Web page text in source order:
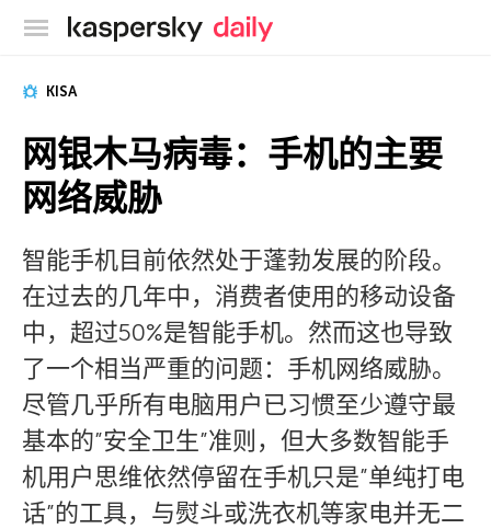
卡巴斯基官方博客
KISA
网银木马病毒：手机的主要
网络威胁
智能手机目前依然处于蓬勃发展的阶段。
在过去的几年中，消费者使用的移动设备
中，超过50%是智能手机。然而这也导致
了一个相当严重的问题：手机网络威胁。
尽管几乎所有电脑用户已习惯至少遵守最
基本的”安全卫生”准则，但大多数智能手
机用户思维依然停留在手机只是”单纯打电
话”的工具，与熨斗或洗衣机等家电并无二